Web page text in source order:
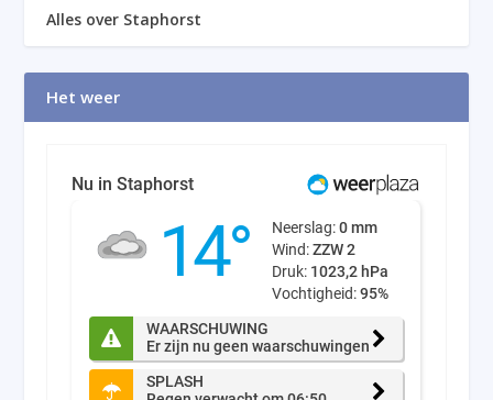
Alles over Staphorst
Het weer